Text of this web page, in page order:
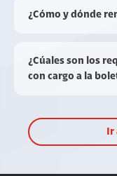
¿Cómo y dónde
¿Cúales son los
con cargo a la